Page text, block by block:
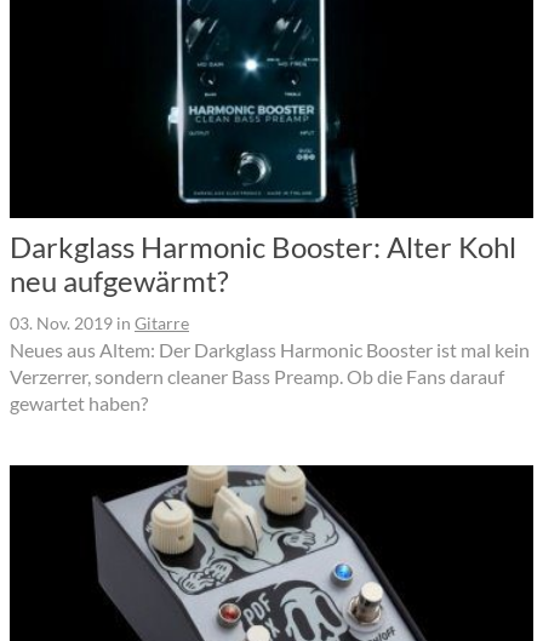
Darkglass Harmonic Booster: Alter Kohl
neu aufgewärmt?
03. Nov. 2019 in Gitarre
Neues aus Altem: Der Darkglass Harmonic Booster ist mal kein
Verzerrer, sondern cleaner Bass Preamp. Ob die Fans darauf
gewartet haben?